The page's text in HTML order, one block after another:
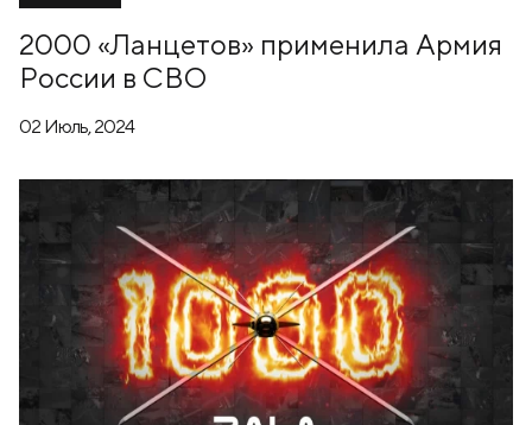
2000 «Ланцетов» применила Армия
России в СВО
02 Июль, 2024